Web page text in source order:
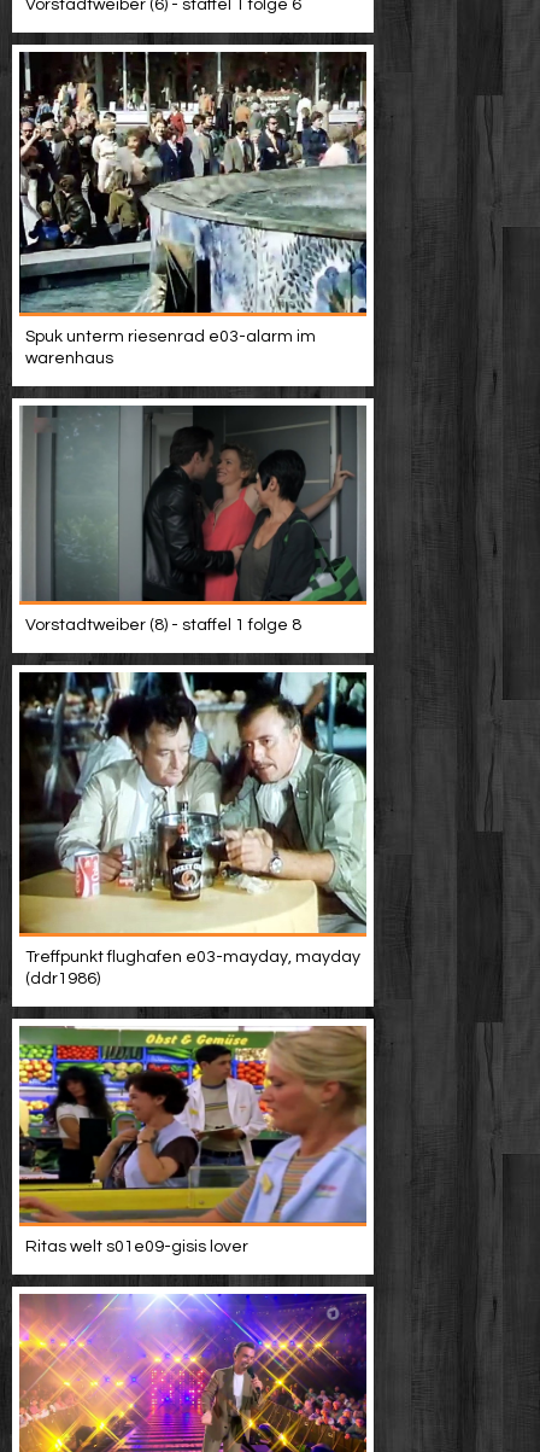
Vorstadtweiber (6) - staffel 1 folge 6
Spuk unterm riesenrad e03-alarm im
warenhaus
Vorstadtweiber (8) - staffel 1 folge 8
Treffpunkt flughafen e03-mayday, mayday
(ddr1986)
Ritas welt s01e09-gisis lover